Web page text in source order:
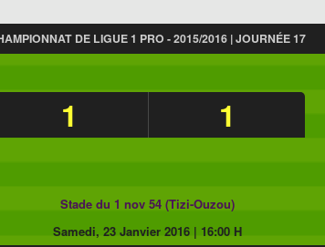
DE LIGUE 1 PRO - 2015/2016 | JOURNÉE 17
1 1
Stade du 1 nov 54 (Tizi-Ouzou)
Samedi, 23 Janvier 2016| 16:00 H